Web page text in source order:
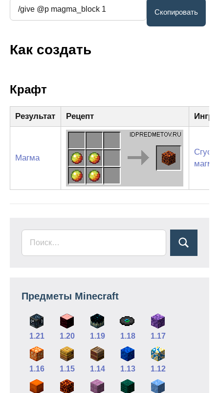
Как создать
Крафт
Результат Рецепт
Магма
магмы
Предметы Minecraft
1.21 1.20 1.19 1.18 1.17
1.16 1.15 1.14 1.13 1.12